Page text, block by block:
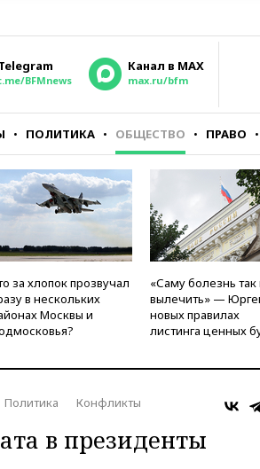
BFMnews
Канал в MAX
max.ru/bfm
ПОЛИТИКА ОБЩЕСТВО ПРАВО
за хлопок прозвучал
в нескольких
Москвы и
«Саму болезнь так
вылечить» —
новых правилах
листинга ценных
Политика Конфликты
в президенты